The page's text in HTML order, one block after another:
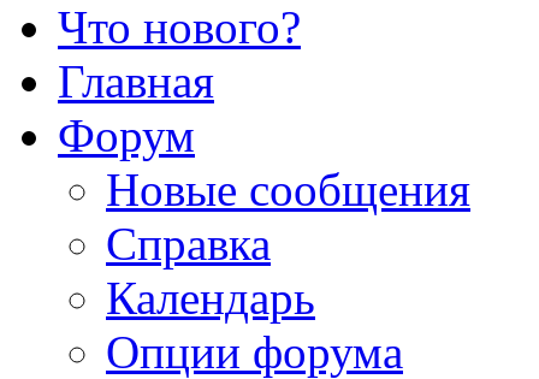
Что нового?
Главная
Форум
Новые сообщения
Справка
Календарь
Опции форума